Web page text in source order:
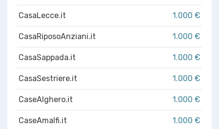
CasaLecce.it 1.000 €
CasaRiposoAnziani.it 1.000 €
CasaSappada.it 1.000 €
CasaSestriere.it 1.000 €
CaseAlghero.it 1.000 €
CaseAmalfi.it 1.000 €